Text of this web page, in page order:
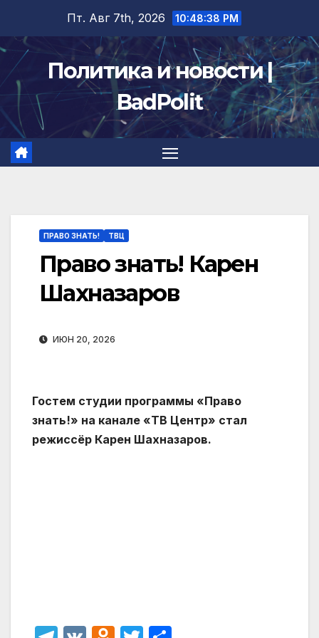
содержимому
Пт. Авг 7th, 2026 10:48:39 PM
Политика и новости |
BadPolit
ПРАВО ЗНАТЬ! ТВЦ
Право знать! Карен
Шахназаров
ИЮН 20, 2026
Гостем студии программы «Право
знать!» на канале «ТВ Центр» стал
режиссёр Карен Шахназаров.